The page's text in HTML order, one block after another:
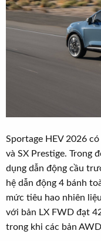
Sportage HEV 2026
và SX Prestige. Trong
dụng dẫn động cầu
hệ dẫn động 4 bánh
mức tiêu hao nhiên
với bản LX FWD đạt
trong khi các bản